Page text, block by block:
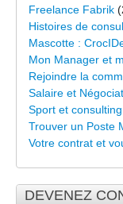
Freelance Fabrik
Histoires de
Mascotte :
Mon Manager et
Rejoindre la
Salaire et
Sport et consulting
Trouver un Poste
Votre contrat et
DEVENEZ